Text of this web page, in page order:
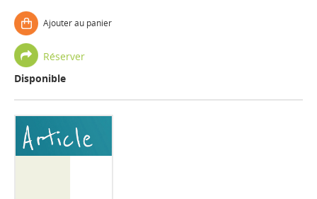
Ajouter au panier
Réserver
Disponible